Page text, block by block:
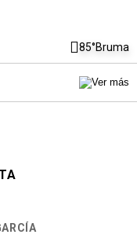
85°Bruma